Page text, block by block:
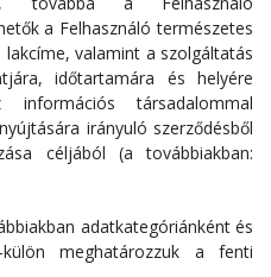
a Felhasználó természetes
valamint a szolgáltatás
időtartamára és helyére
társadalommal
irányuló szerződésből
céljából (a továbbiakban:
adatkategóriánként és
külön meghatározzuk a fenti